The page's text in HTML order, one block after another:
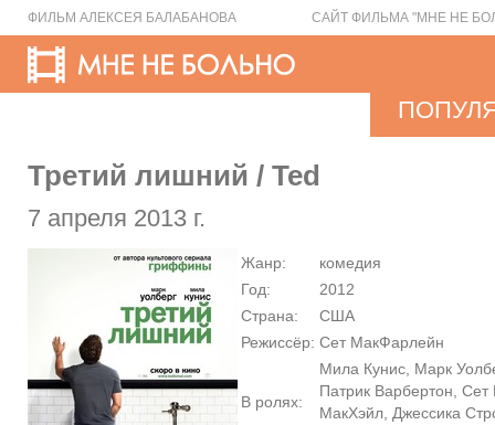
ФИЛЬМ АЛЕКСЕЯ БАЛАБАНОВА САЙТ ФИЛЬМА "МНЕ НЕ
Третий лишний / Ted
7 апреля 2013 г.
Жанр:
комедия
Год:
2012
Страна:
США
Режиссёр: Сет МакФарлейн
В ролях:
Мила Кунис, Марк
Патрик Варбертон,
МакХэйл, Джессика